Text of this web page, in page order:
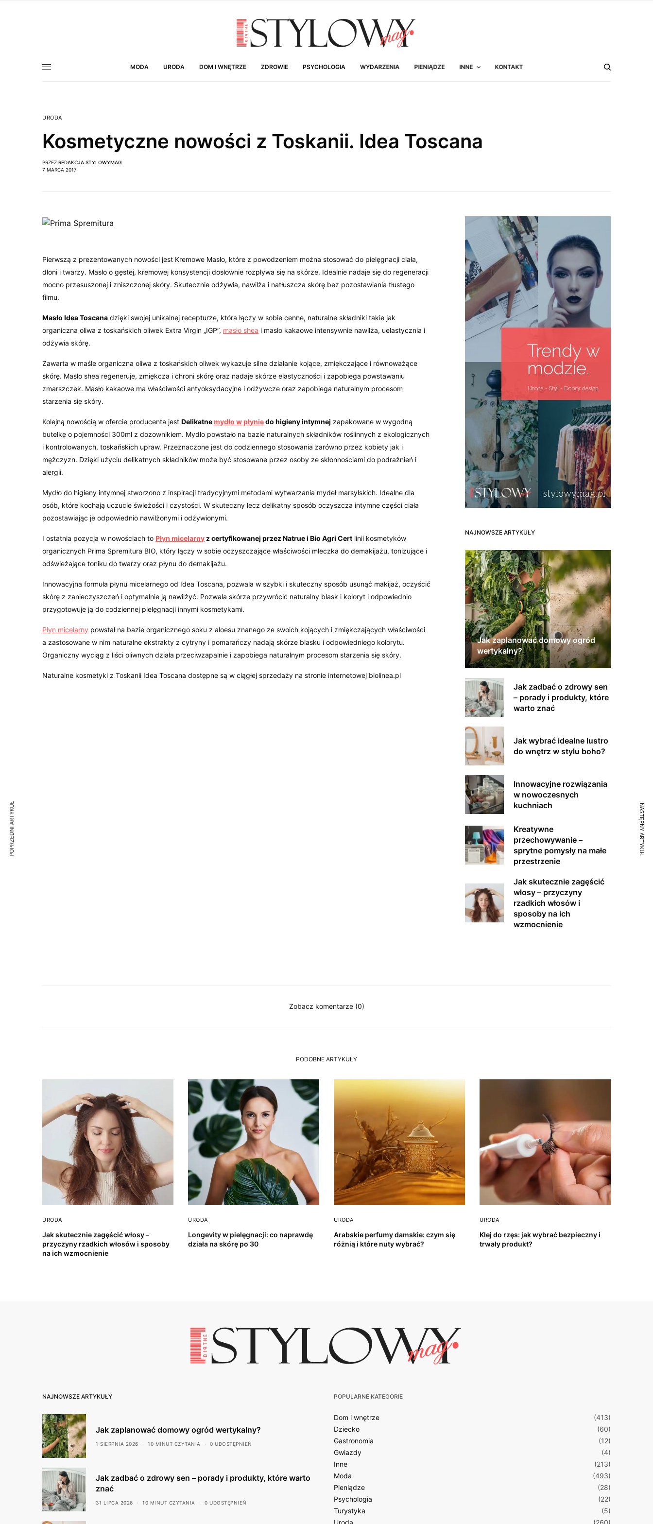
MODA URODA DOM I WNĘTRZE ZDROWIE PSYCHOLOGIA WYDARZENIA PIENIĄDZE INNE KONTAKT
URODA
Kosmetyczne nowości z Toskanii. Idea Toscana
PRZEZ REDAKCJA STYLOWYMAG
7 MARCA 2017
Pierwszą z prezentowanych nowości jest Kremowe Masło, które z powodzeniem można stosować do pielęgnacji ciała,
dłoni i twarzy. Masło o gęstej, kremowej konsystencji dosłownie rozpływa się na skórze. Idealnie nadaje się do regeneracji
mocno przesuszonej i zniszczonej skóry. Skutecznie odżywia, nawilża i natłuszcza skórę bez pozostawiania tłustego
filmu.
Masło Idea Toscana dzięki swojej unikalnej recepturze, która łączy w sobie cenne, naturalne składniki takie jak
organiczna oliwa z toskańskich oliwek Extra Virgin „IGP”, masło shea i masło kakaowe intensywnie nawilża, uelastycznia i
odżywia skórę.
Zawarta w maśle organiczna oliwa z toskańskich oliwek wykazuje silne działanie kojące, zmiękczające i równoważące
skórę. Masło shea regeneruje, zmiękcza i chroni skórę oraz nadaje skórze elastyczności i zapobiega powstawaniu
zmarszczek. Masło kakaowe ma właściwości antyoksydacyjne i odżywcze oraz zapobiega naturalnym procesom
starzenia się skóry.
Kolejną nowością w ofercie producenta jestDelikatnemydło w płyniedo higieny intymnej zapakowane w wygodną
butelkę o pojemności 300ml z dozownikiem. Mydło powstało na bazie naturalnych składników roślinnych z ekologicznych
i kontrolowanych, toskańskich upraw. Przeznaczone jest do codziennego stosowania zarówno przez kobiety jak i
mężczyzn. Dzięki użyciu delikatnych składników może być stosowane przez osoby ze skłonnościami do podrażnień i
alergii.
Mydło do higieny intymnej stworzono z inspiracji tradycyjnymi metodami wytwarzania mydeł marsylskich. Idealne dla
osób, które kochają uczucie świeżości i czystości. W skuteczny lecz delikatny sposób oczyszcza intymne części ciała
pozostawiając je odpowiednio nawilżonymi i odżywionymi.
I ostatnia pozycja w nowościach to Płyn micelarny z certyfikowanej przez Natrue i Bio Agri Cert linii kosmetyków
organicznych Prima Spremitura BIO, który łączy w sobie oczyszczające właściwości mleczka do demakijażu, tonizujące i
odświeżające toniku do twarzy oraz płynu do demakijażu.
Innowacyjna formuła płynu micelarnego od Idea Toscana, pozwala w szybki i skuteczny sposób usunąć makijaż, oczyścić
skórę z zanieczyszczeń i optymalnie ją nawilżyć. Pozwala skórze przywrócić naturalny blask i koloryt i odpowiednio
przygotowuje ją do codziennej pielęgnacji innymi kosmetykami.
Płyn micelarny powstał na bazie organicznego soku z aloesu znanego ze swoich kojących i zmiękczających właściwości
a zastosowane w nim naturalne ekstrakty z cytryny i pomarańczy nadają skórze blasku i odpowiedniego kolorytu.
Organiczny wyciąg z liści oliwnych działa przeciwzapalnie i zapobiega naturalnym procesom starzenia się skóry.
Naturalne kosmetyki z Toskanii Idea Toscana dostępne są w ciągłej sprzedaży na stronie internetowej biolinea.pl
NAJNOWSZE ARTYKUŁY
Jak zaplanować domowy ogród
wertykalny?
Jak zadbać o zdrowy sen
– porady i produkty, które
warto znać
Jak wybrać idealne lustro
do wnętrz w stylu boho?
Innowacyjne rozwiązania
w nowoczesnych
kuchniach
Kreatywne
przechowywanie –
sprytne pomysły na małe
przestrzenie
Jak skutecznie zagęścić
włosy – przyczyny
rzadkich włosów i
sposoby na ich
wzmocnienie
POPRZEDNI ARTYKUŁ NASTĘPNY ARTYKUŁ
Zobacz komentarze (0)
PODOBNE ARTYKUŁY
URODA
Jak skutecznie zagęścić włosy –
przyczyny rzadkich włosów i sposoby
na ich wzmocnienie
URODA
Longevity w pielęgnacji: co naprawdę
działa na skórę po 30
URODA
Arabskie perfumy damskie: czym się
różnią i które nuty wybrać?
URODA
Klej do rzęs: jak wybrać bezpieczny i
trwały produkt?
NAJNOWSZE ARTYKUŁY
Jak zaplanować domowy ogród wertykalny?
1 SIERPNIA 2026 10 MINUT CZYTANIA 0 UDOSTĘPNIEŃ
Jak zadbać o zdrowy sen – porady i produkty, które warto
znać
31 LIPCA 2026 10 MINUT CZYTANIA 0 UDOSTĘPNIEŃ
POPULARNE KATEGORIE
Dom i wnętrze
(413)
Dziecko
(60)
Gastronomia
(12)
Gwiazdy
(4)
Inne
(213)
Moda
(493)
Pieniądze
(28)
Psychologia
(22)
Turystyka
(5)